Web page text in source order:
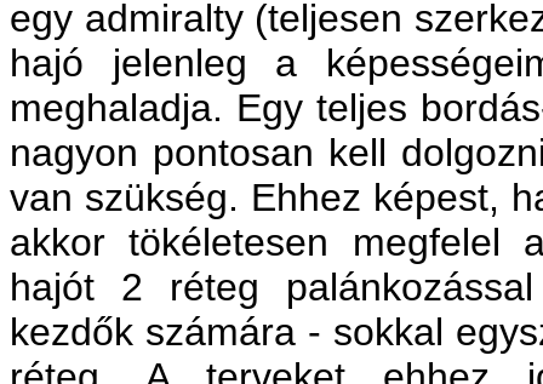
egy admiralty (teljesen
hajó jelenleg a
meghaladja. Egy teljes
nagyon pontosan kell
van szükség. Ehhez képest,
akkor tökéletesen megfelel
hajót 2 réteg
kezdők számára - sokkal